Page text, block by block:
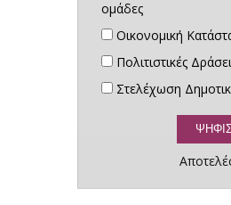
ομάδες
Οικονομική
Πολιτιστικές
Στελέχωση